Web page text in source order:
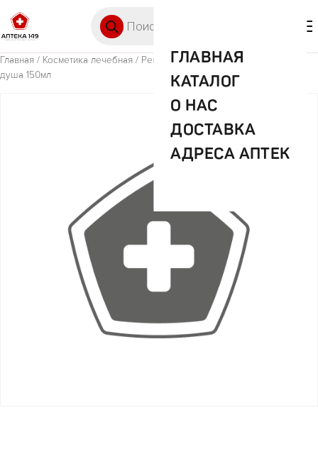
ГЛАВНАЯ
КАТАЛОГ
О НАС
ДОСТАВКА
АДРЕСА АПТЕК
Главная / Косметика лечебная / Рексона антиперсп.д/жен.свежесть
душа 150мл